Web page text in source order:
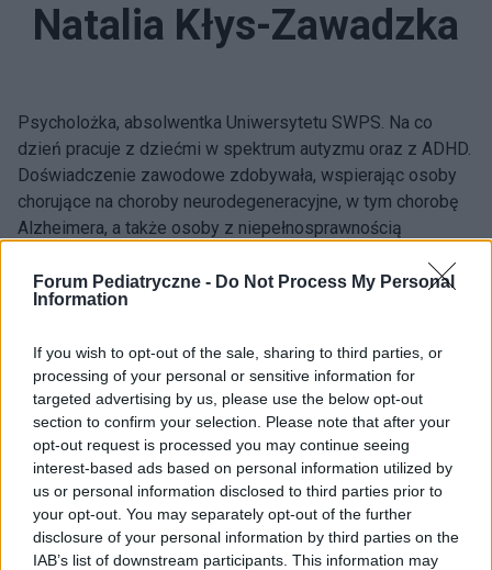
Forum Pediatryczne - Do Not Process My Personal
Information
If you wish to opt-out of the sale, sharing to third parties, or
processing of your personal or sensitive information for
targeted advertising by us, please use the below opt-out
section to confirm your selection. Please note that after your
opt-out request is processed you may continue seeing
interest-based ads based on personal information utilized by
us or personal information disclosed to third parties prior to
your opt-out. You may separately opt-out of the further
disclosure of your personal information by third parties on the
IAB’s list of downstream participants. This information may
Natalia Kłys-Zawadzka
Psycholożka, absolwentka Uniwersytetu SWPS. Na co
dzień pracuje z dziećmi w spektrum autyzmu oraz z ADHD.
Doświadczenie zawodowe zdobywała, wspierając osoby
chorujące na choroby neurodegeneracyjne, w tym chorobę
Alzheimera, a także osoby z niepełnosprawnością
wpływem ciała i psychiki. Od kilku lat autorka artykułów
łączących zagadnienia medyczne z psychologią, m.in. z
pasjonuje się literaturą i sztuką.
Treści dodane przez autora (38):
ADHD a bezpieczeństwo na drodze: co mówią
najnowsze badania?
Alarmująca liczba prób samobójczych wśród polskich
dzieci – gdzie szukać pomocy?
Aparaty ortodontyczne — dlaczego młodzi ludzie chcą je